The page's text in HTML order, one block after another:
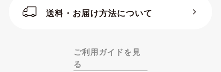
PまたはD・PWR・SPH（度
ADD（加入度数）
S（サイズ・直径）
送料・お届け方法について
ご利用ガイドを見
る